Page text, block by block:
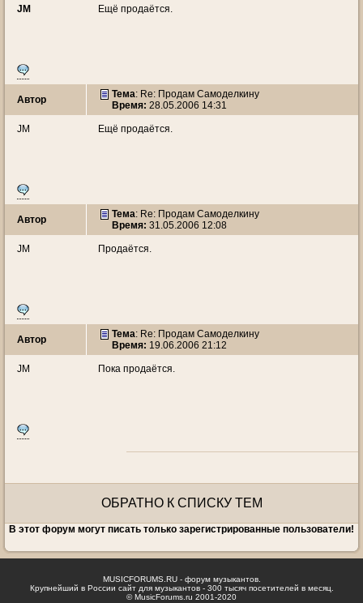
JM Ещё продаётся.
Автор Тема: Re: Продам Самоделкину
Время: 28.05.2006 14:31
JM Ещё продаётся.
Автор Тема: Re: Продам Самоделкину
Время: 31.05.2006 12:08
JM Продаётся.
Автор Тема: Re: Продам Самоделкину
Время: 19.06.2006 21:12
JM Пока продаётся.
ОБРАТНО К СПИСКУ ТЕМ
В этот форум могут писать только зарегистрированные пользователи!
MUSICFORUMS.RU - форум музыкантов.
Крупнейший в России сайт для музыкантов - 300 тысяч посетителей в месяц.
© MusicForums.ru 2001-2020